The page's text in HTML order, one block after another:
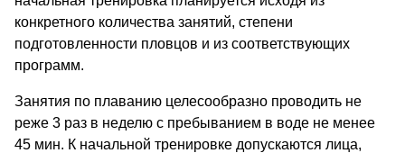
конкретного количества занятий, степени
подготовленности пловцов и из соответствующих
программ.
Занятия по плаванию целесообразно проводить не
реже 3 раз в неделю с пребыванием в воде не менее
45 мин. К начальной тренировке допускаются лица,